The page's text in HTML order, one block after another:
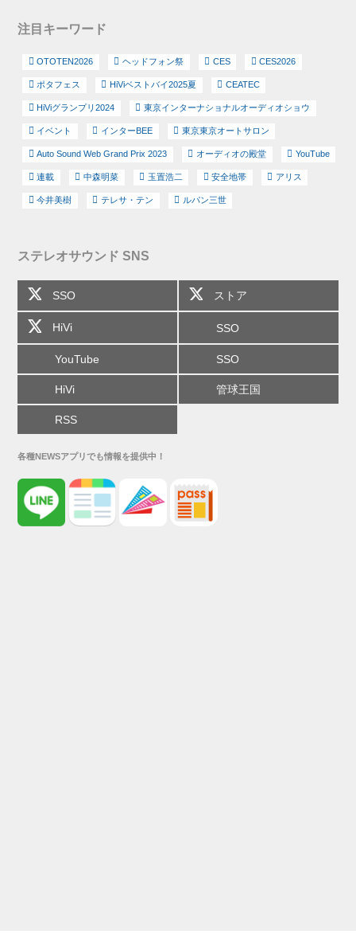
注目キーワード
OTOTEN2026 ヘッドフォン祭 CES CES2026
ポタフェス HiViベストバイ2025夏 CEATEC
HiViグランプリ2024 東京インターナショナルオーディオショウ
イベント インターBEE 東京東京オートサロン
Auto Sound Web Grand Prix 2023 オーディオの殿堂 YouTube
連載 中森明菜 玉置浩二 安全地帯 アリス
今井美樹 テレサ・テン ルパン三世
ステレオサウンド SNS
SSO ストア
HiVi SSO
YouTube SSO
HiVi 管球王国
RSS
各種NEWSアプリでも情報を提供中！